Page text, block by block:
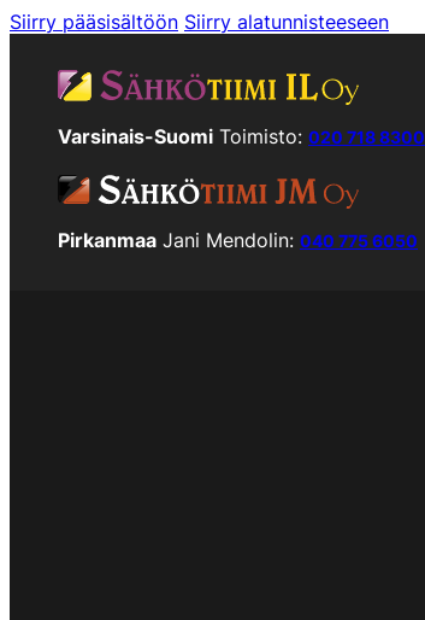
Siirry pääsisältöön Siirry alatunnisteeseen
Varsinais-Suomi Toimisto: 020 718 8300
Pirkanmaa Jani Mendolin: 040 775 6050